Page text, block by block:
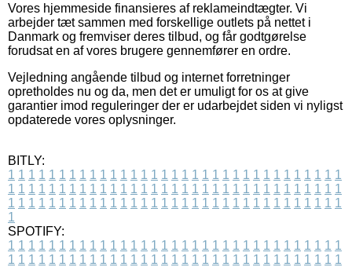
Vores hjemmeside finansieres af reklameindtægter. Vi
arbejder tæt sammen med forskellige outlets på nettet i
Danmark og fremviser deres tilbud, og får godtgørelse
forudsat en af vores brugere gennemfører en ordre.
Vejledning angående tilbud og internet forretninger
opretholdes nu og da, men det er umuligt for os at give
garantier imod reguleringer der er udarbejdet siden vi nyligst
opdaterede vores oplysninger.
BITLY:
1 1 1 1 1 1 1 1 1 1 1 1 1 1 1 1 1 1 1 1 1 1 1 1 1 1 1 1 1 1 1 1 1
1 1 1 1 1 1 1 1 1 1 1 1 1 1 1 1 1 1 1 1 1 1 1 1 1 1 1 1 1 1 1 1 1
1 1 1 1 1 1 1 1 1 1 1 1 1 1 1 1 1 1 1 1 1 1 1 1 1 1 1 1 1 1 1 1 1
1
SPOTIFY:
1 1 1 1 1 1 1 1 1 1 1 1 1 1 1 1 1 1 1 1 1 1 1 1 1 1 1 1 1 1 1 1 1
1 1 1 1 1 1 1 1 1 1 1 1 1 1 1 1 1 1 1 1 1 1 1 1 1 1 1 1 1 1 1 1 1